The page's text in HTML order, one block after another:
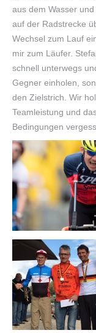
aus dem Wasser
auf der Radstrecke
Wechsel zum Lauf
mir zum Läufer.
schnell unterwegs
Gegner einholen,
den Zielstrich. Wir
Teamleistung und
Bedingungen